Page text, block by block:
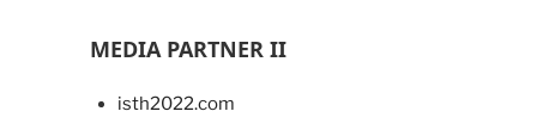
MEDIA PARTNER II
isth2022.com